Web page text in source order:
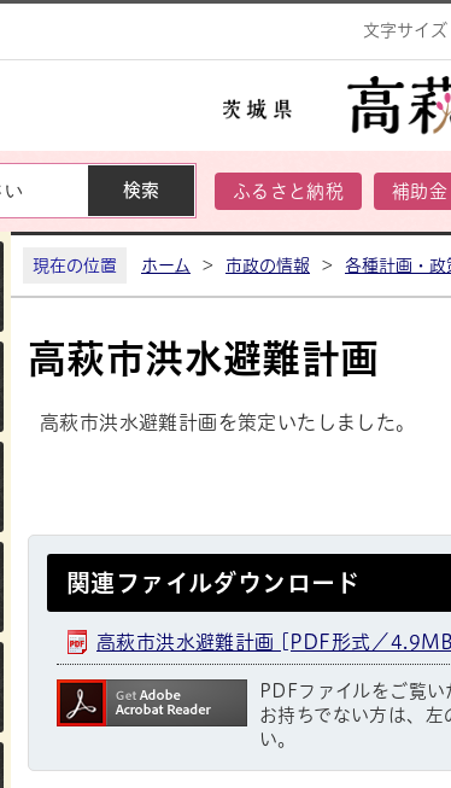
公式チャンネル 文字サイズ
ふるさと納税 補助金
現在の位置 ホーム > 市政の情報 > 各種計画・政
高萩市洪水避難計画
高萩市洪水避難計画を策定いたしました。
関連ファイルダウンロード
高萩市洪水避難計画 [PDF形式／
PDFファイルをご覧い
お持ちでない方は、左
い。